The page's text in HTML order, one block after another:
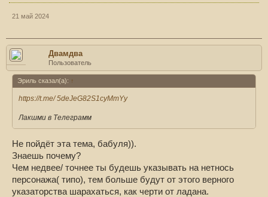
21 май 2024
Двамдва
Пользователь
Эриль сказал(а): ↑
https://t.me/ 5deJeG82S1cyMmYy
Лакшми в Телеграмм
Не пойдёт эта тема, бабуля)).
Знаешь почему?
Чем недвее/ точнее ты будешь указывать на нетнось
персонажа( типо), тем больше будут от этого верного
указаторства шарахаться, как черти от ладана.